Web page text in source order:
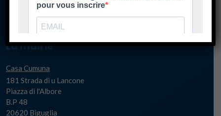
A casa cumuna
La mairie
Casa Cumuna
181 Strada di u Lancone
Piazza di l'Albore
B.P 48
20620 Biguglia